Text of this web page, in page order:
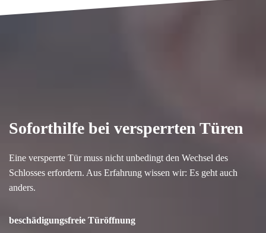
Soforthilfe bei versperrten Türen
Eine versperrte Tür muss nicht unbedingt den Wechsel des
Schlosses erfordern. Aus Erfahrung wissen wir: Es geht auch
anders.
beschädigungsfreie Türöffnung